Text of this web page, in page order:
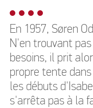
En 1957, Søren
N'en trouvant
besoins, il prit
propre tente
les débuts
s'arrêta pas à la